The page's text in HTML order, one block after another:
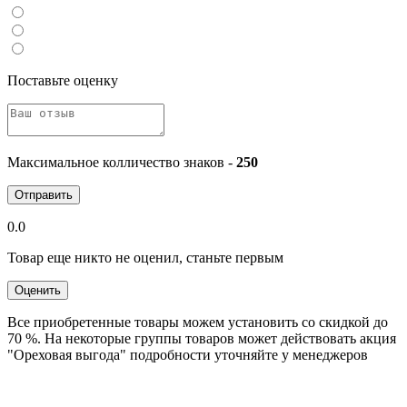
Поставьте оценку
Максимальное колличество знаков - 250
Отправить
0.0
Товар еще никто не оценил, станьте первым
Оценить
Все приобретенные товары можем установить со скидкой до
70 %. На некоторые группы товаров может действовать акция
"Ореховая выгода" подробности уточняйте у менеджеров